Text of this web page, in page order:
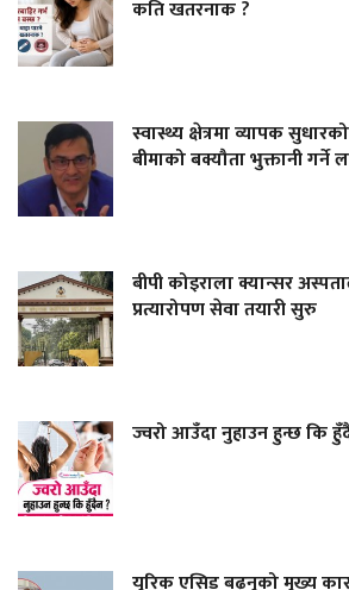
कति खतरनाक ?
स्वास्थ्य क्षेत्रमा व्यापक
बीमाको बक्यौता भुक्तानी गर्ने
बीपी कोइराला क्यान्सर
प्रत्यारोपण सेवा तयारी सुरु
ज्वरो आउँदा नुहाउन हुन्छ कि
युरिक एसिड बढ्नुको मुख्य